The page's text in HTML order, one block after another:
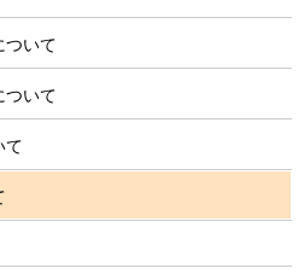
ついて
ついて
て